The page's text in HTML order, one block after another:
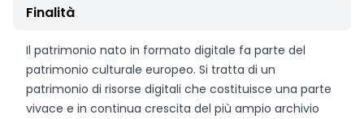
Finalità
Il patrimonio nato in formato digitale fa parte del
patrimonio culturale europeo. Si tratta di un
patrimonio di risorse digitali che costituisce una parte
vivace e in continua crescita del più ampio archivio